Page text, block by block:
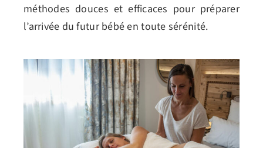
méthodes douces et efficaces pour préparer
l’arrivée du futur bébé en toute sérénité.